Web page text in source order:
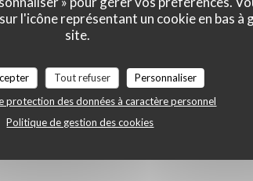
l'icône représentant un cookie en bas à
site.
Tout refuser
Personnaliser
protection des données à caractère personnel
Politique de gestion des cookies
: 5/5 Ambiance :5/5 Cuisine:5/5 Qualité / Prix:
voyage à Paris. Les plats étaient délicieux,
était excellent. L’équipe a été très
bien accueillis. L’ambiance était agréable et
merci à toute l’équipe pour votre
restaurant à tous ceux qui visitent Paris et nous